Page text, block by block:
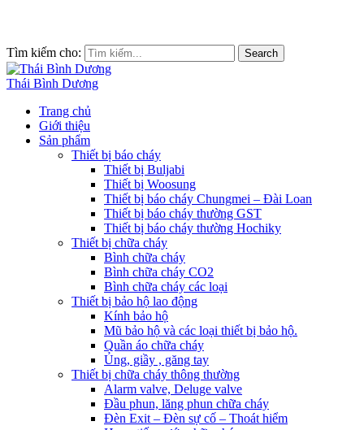
Tìm kiếm cho: Search
Thái Bình Dương
Trang chủ
Giới thiệu
Sản phẩm
Thiết bị báo cháy
Thiết bị Buljabi
Thiết bị Woosung
Thiết bị báo cháy Chungmei – Đài Loan
Thiết bị báo cháy thường GST
Thiết bị báo cháy thường Hochiky
Thiết bị chữa cháy
Bình chữa cháy
Bình chữa cháy CO2
Bình chữa cháy các loại
Thiết bị bảo hộ lao động
Kính bảo hộ
Mũ bảo hộ và các loại thiết bị bảo hộ.
Quần áo chữa cháy
Ủng, giầy , găng tay
Thiết bị chữa cháy thông thường
Alarm valve, Deluge valve
Đầu phun, lăng phun chữa cháy
Đèn Exit – Đèn sự cố – Thoát hiểm